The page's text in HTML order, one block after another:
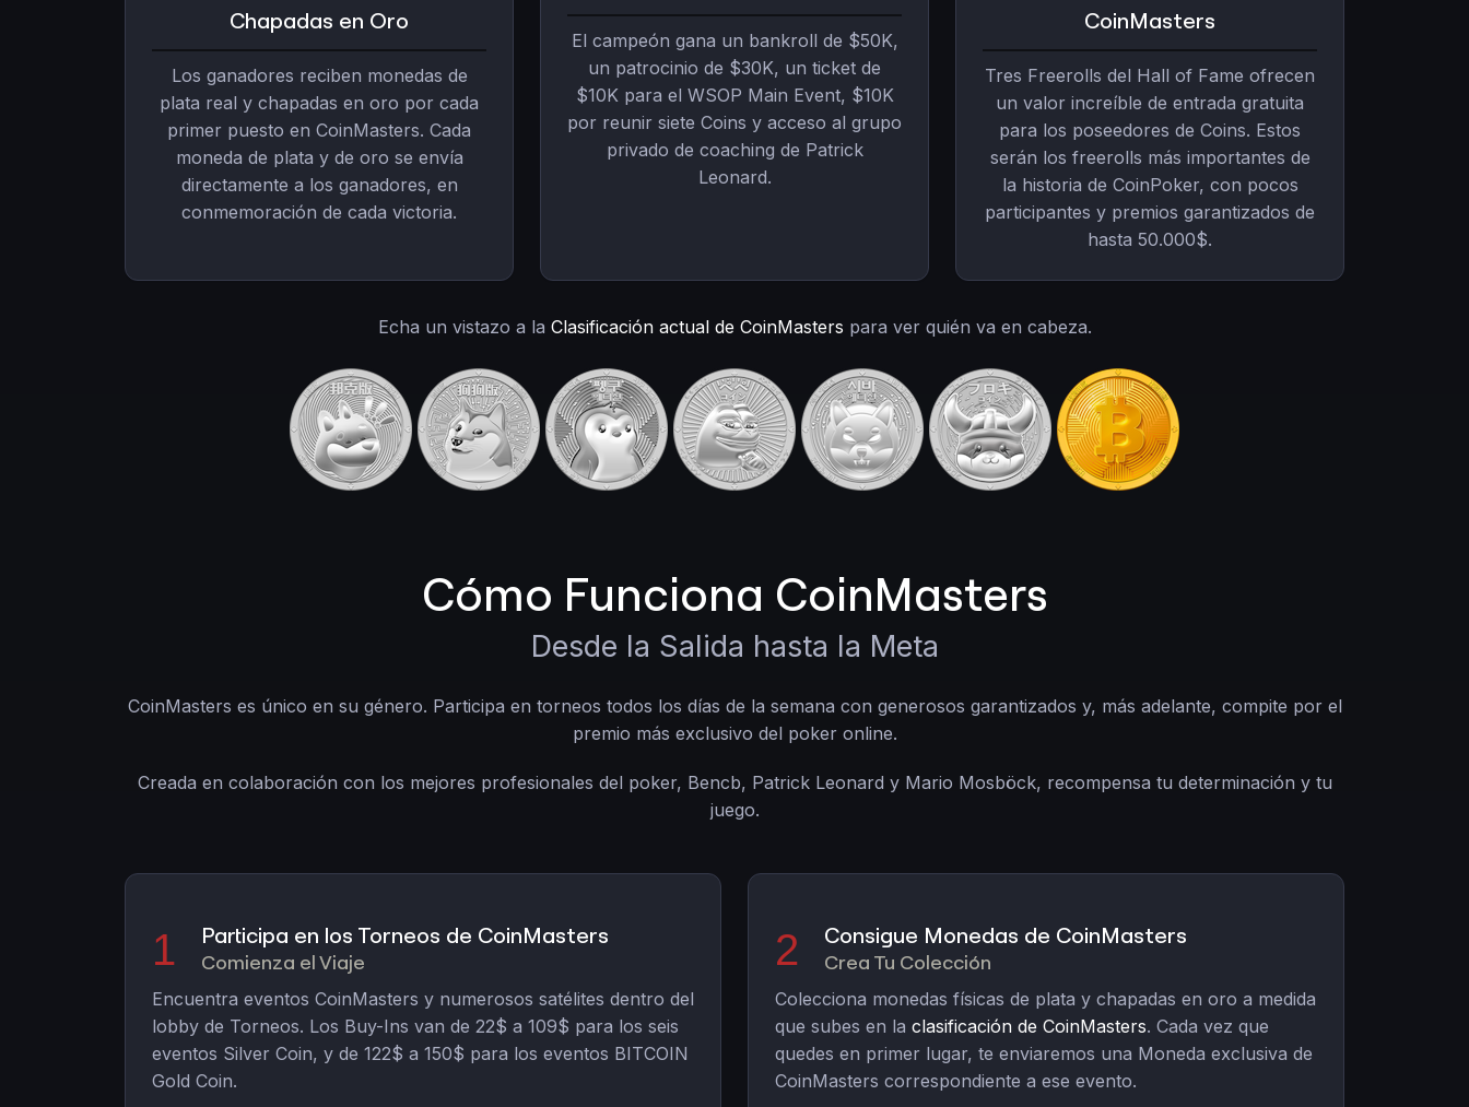
Chapadas en Oro
Los ganadores reciben monedas de
plata real y chapadas en oro por cada
primer puesto en CoinMasters. Cada
moneda de plata y de oro se envía
directamente a los ganadores, en
conmemoración de cada victoria.
El campeón gana un bankroll de $50K,
un patrocinio de $30K, un ticket de
$10K para el WSOP Main Event, $10K
por reunir siete Coins y acceso al grupo
privado de coaching de Patrick
Leonard.
CoinMasters
Tres Freerolls del Hall of Fame ofrecen
un valor increíble de entrada gratuita
para los poseedores de Coins. Estos
serán los freerolls más importantes de
la historia de CoinPoker, con pocos
participantes y premios garantizados de
hasta 50.000$.
Echa un vistazo a la Clasificación actual de CoinMasters para ver quién va en cabeza.
Cómo Funciona CoinMasters
Desde la Salida hasta la Meta
CoinMasters es único en su género. Participa en torneos todos los días de la semana con generosos garantizados y, más adelante, compite por el
premio más exclusivo del poker online.
Creada en colaboración con los mejores profesionales del poker, Bencb, Patrick Leonard y Mario Mosböck, recompensa tu determinación y tu
juego.
1 Participa en los Torneos de CoinMasters
Comienza el Viaje
Encuentra eventos CoinMasters y numerosos satélites dentro del
lobby de Torneos. Los Buy-Ins van de 22$ a 109$ para los seis
eventos Silver Coin, y de 122$ a 150$ para los eventos BITCOIN
Gold Coin.
2 Consigue Monedas de CoinMasters
Crea Tu Colección
Colecciona monedas físicas de plata y chapadas en oro a medida
que subes en la clasificación de CoinMasters. Cada vez que
quedes en primer lugar, te enviaremos una Moneda exclusiva de
CoinMasters correspondiente a ese evento.